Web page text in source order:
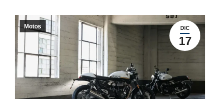
DIC
17
Motos